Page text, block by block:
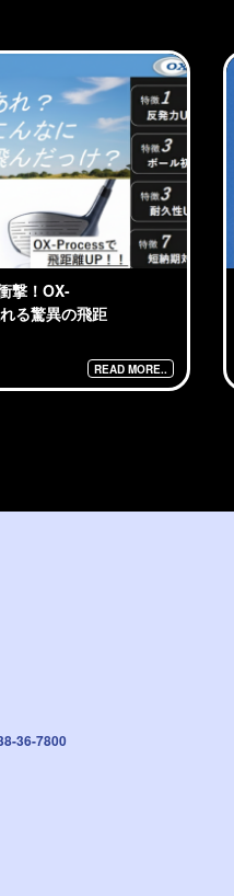
撃！OX-
る驚異の飛距
READ MORE..
36-7800